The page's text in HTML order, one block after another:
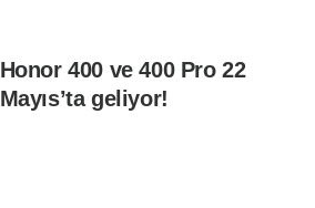
Honor 400 ve 400 Pro 22
Mayıs’ta geliyor!